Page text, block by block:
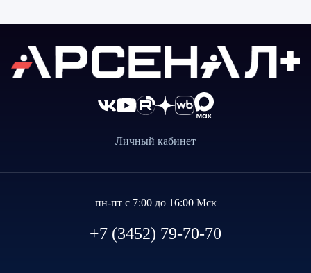
Личный кабинет
пн-пт с 7:00 до 16:00 Мск
+7 (3452) 79-70-70